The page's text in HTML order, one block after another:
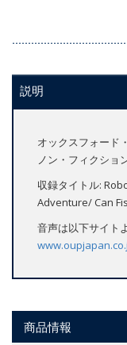
説明
オックスフォード
ノン・フィクショ
収録タイトル:
Adventure/ Can
音声は以下サイト
商品情報